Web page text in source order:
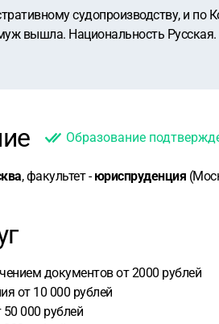
судопроизводству, и по
вышла. Национальность Русская.
Образование
, факультет -юриспруденция
документов от 2000 рублей
от 10 000 рублей
000 рублей